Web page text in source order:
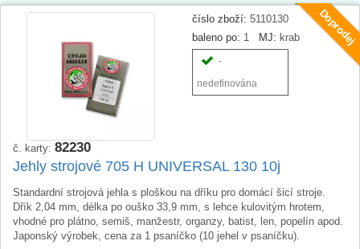
Doprodej
číslo zboží: 5110130
baleno po: 1 MJ: krab
-
nedefinována
č. karty: 82230
Jehly strojové 705 H UNIVERSAL 130 10j
Standardní strojová jehla s ploškou na dříku pro domácí šicí stroje.
Dřík 2,04 mm, délka po ouško 33,9 mm, s lehce kulovitým hrotem,
vhodné pro plátno, semiš, manžestr, organzy, batist, len, popelín apod.
Japonský výrobek, cena za 1 psaníčko (10 jehel v psaníčku).